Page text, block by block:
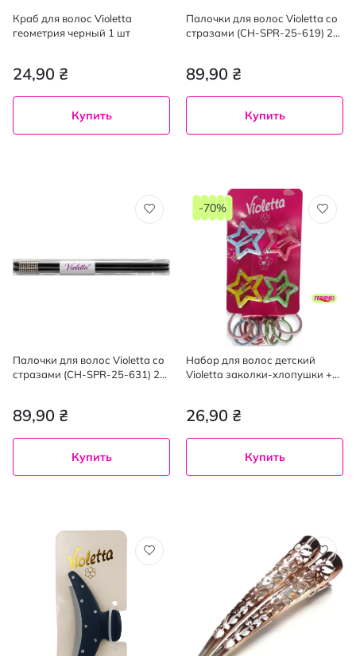
Краб для волос Violetta
геометрия черный 1 шт
24,90 ₴
Купить
Палочки для волос Violetta со
стразами (CH-SPR-25-619) 2
89,90 ₴
Купить
Палочки для волос Violetta со
стразами (CH-SPR-25-631) 2
89,90 ₴
Купить
Набор для волос детский
Violetta заколки-хлопушки +
26,90 ₴
-70%
Купить